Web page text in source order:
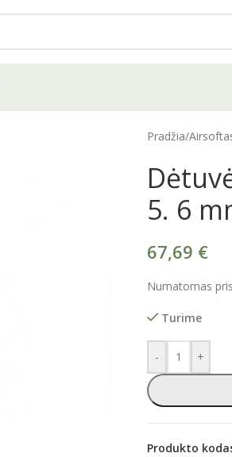
Pradžia/
5. 6
67,69 €
Numatomas
Turime
- +
Produkto